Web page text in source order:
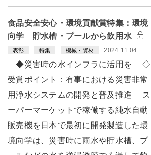
食品安全安心・環境貢献賞特集：環境
向学 貯水槽・プールから飲用水
表彰 特集 機械・資材 2024.11.04
◆災害時の水インフラに活用を ◇
受賞ポイント：有事における災害非常
用浄水システムの開発と普及推進 ス
ーパーマーケットで稼働する純水自動
販売機を日本で最初に開発製造した環
境向学は、災害時に雨水や貯水槽、プ